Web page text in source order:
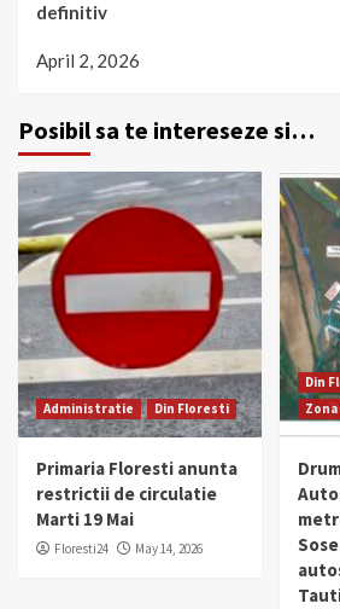
definitiv
April 2, 2026
Posibil sa te intereseze si…
Administratie Din Floresti
Primaria Floresti anunta
restrictii de circulatie
Marti 19 Mai
Floresti24 May 14, 2026
Din